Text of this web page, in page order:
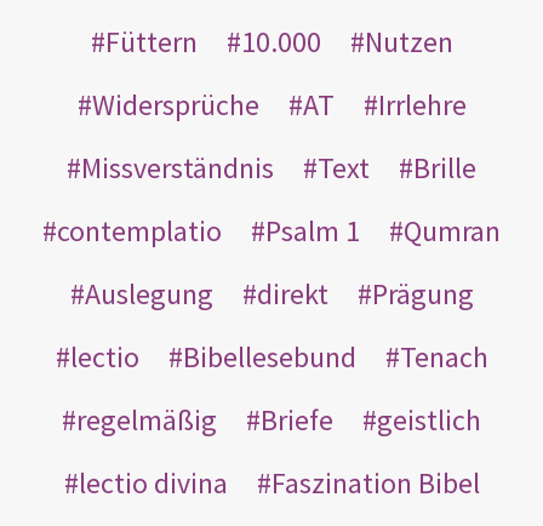
Füttern
10.000
Nutzen
Widersprüche
AT
Irrlehre
Missverständnis
Text
Brille
contemplatio
Psalm 1
Qumran
Auslegung
direkt
Prägung
lectio
Bibellesebund
Tenach
regelmäßig
Briefe
geistlich
lectio divina
Faszination Bibel